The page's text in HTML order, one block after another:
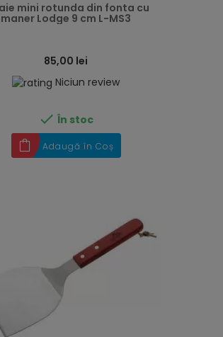
mini rotunda din fonta cu
maner Lodge 9 cm L-MS3
85,00 lei
Niciun review
 În stoc
Adaugă în Coș